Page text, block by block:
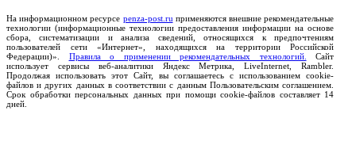
На информационном ресурсе penza-post.ru применяются внешние рекомендательные
технологии (информационные технологии предоставления информации на основе
сбора, систематизации и анализа сведений, относящихся к предпочтениям
пользователей сети «Интернет», находящихся на территории Российской
Федерации)». Правила о применении рекомендательных технологий.
Сайт
использует сервисы веб-аналитики Яндекс Метрика, LiveInternet, Rambler.
Продолжая использовать этот Сайт, вы соглашаетесь с использованием cookie-
файлов и других данных в соответствии с данным Пользовательским соглашением.
Срок обработки персональных данных при помощи cookie-файлов составляет 14
дней.